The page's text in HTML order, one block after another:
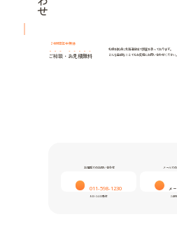
24時間年中無休
ご相談 ・ お見積無料
札幌を拠点に北海道全域で調査を承っております。
どんな些細なことでもお気軽にお問い合わせください。
お電話でのお問い合わせ
011-598-1230
9:00-24:00受付
メールで
メ
24時